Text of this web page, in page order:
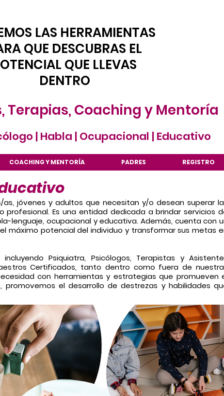
LAS HERRAMIENTAS
QUE DESCUBRAS EL
QUE LLEVAS
DENTRO
Terapias, Coaching y Mentoría
COACHING Y MENTORÍA PADRES REGISTRO
| Habla | Ocupacional |Educativo
jóvenes y adultos que necesitan y/o desean superar
Es una entidad dedicada a brindar servicios
lenguaje, ocupacional y educativa. Además, cuenta con
máximo potencial del individuo y transformar sus metas
Psiquiatra, Psicólogos, Terapistas y
Certificados, tanto dentro como fuera de
con herramientas y estrategias que promueven
promovemos el desarrollo de destrezas y habilidades